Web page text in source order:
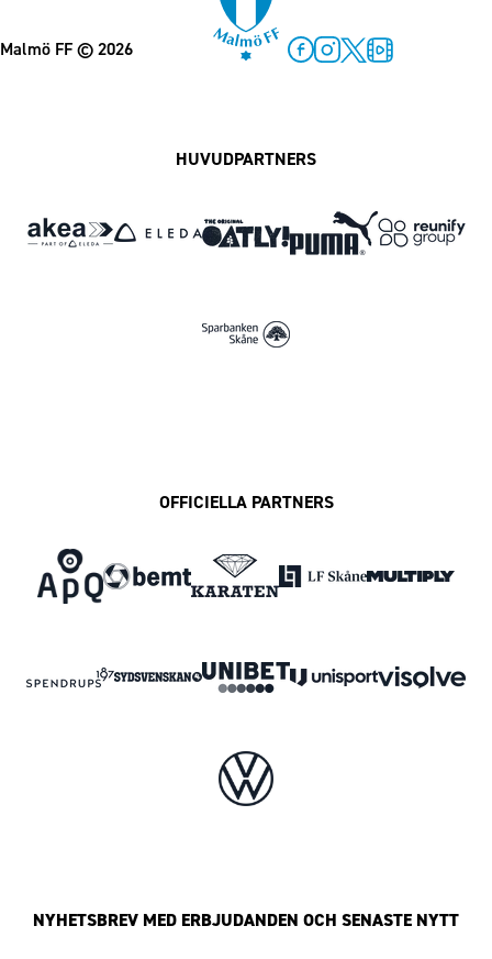
Malmö FF© 2026
HUVUDPARTNERS
OFFICIELLA PARTNERS
NYHETSBREV MED ERBJUDANDEN OCH SENASTE NYTT